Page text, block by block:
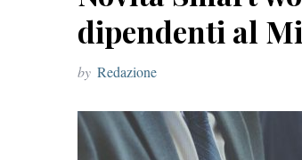
dipendenti al
by Redazione